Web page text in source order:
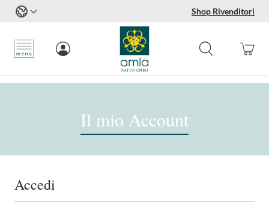
Shop Rivenditori
Salta al contenuto
Il mio Account
Accedi